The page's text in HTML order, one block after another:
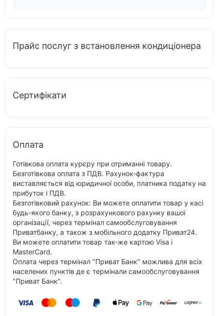
Прайс послуг з встановлення кондиціонера
Сертифікати
Оплата
Готівкова оплата курєру при отриманні товару.
Безготівкова оплата з ПДВ. Рахунок-фактура
виставляється від юридичної особи, платника податку на
прибуток і ПДВ.
Безготівковий рахунок: Ви можете оплатити товар у касі
будь-якого банку, з розрахункового рахунку вашої
організації, через термінал самообслуговування
Приватбанку, а також з мобільного додатку Приват24.
Ви можете оплатити товар так-же картою Visa і
MasterCard.
Оплата через термінал "Приват Банк" можлива для всіх
населених пунктів де є термінали самообслуговування
"Приват Банк".